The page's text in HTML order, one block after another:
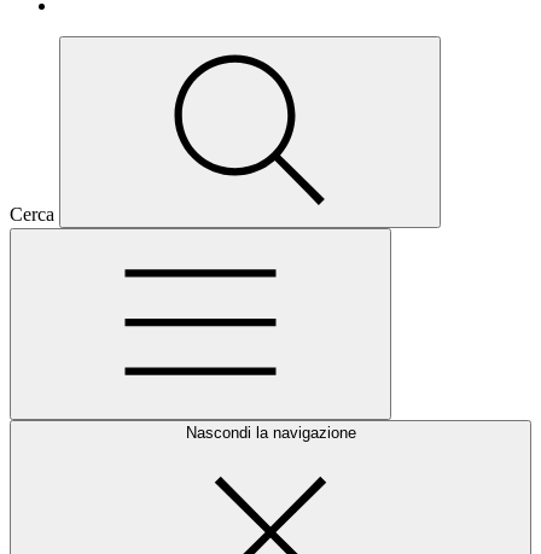
Cerca
Nascondi la navigazione